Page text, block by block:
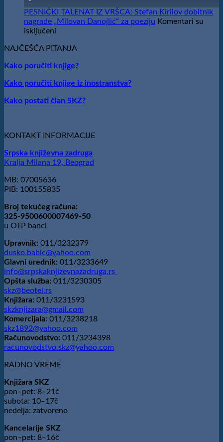
održano
svečano
PESNIČKI TALENAT IZ VRŠCA: Stefan Kirilov dobitnik
nagrade „Milovan Danojlić“ za poeziju Komentari su
isključeni
TALENAT
VRŠCA:
Kirilov
dobitnik
nagrade
za
NAJČEŠĆA PITANJA
Kako poručiti knjige?
Kako poručiti knjige iz inostranstva?
Kako postati član SKZ?
KONTAKT INFORMACIJE
Srpska književna zadruga
Kralja Milana 19, Beograd
MB: 07005636
PIB: 100155835
Broj tekućeg računa:
325-9500600007469-50
u OTP banci
Upravnik: 011/3232379
dusko.babic@yahoo.com
Glavni urednik: 011/3233649
info@srpskaknjizevnazadruga.rs
Opšta služba: 011/3230305
skz@beotel.rs
Knjižara: 011/3231593
skzknjizara@gmail.com
Komercijala: 011/3238218
skz1892@yahoo.com
Računovodstvo: 011/3234398
racunovodstvo.skz@yahoo.com
RADNO VREME
Knjižara SKZ
pon‒pet: 8‒21č
subota: 10‒17č
nedelja: zatvoreno
Kancelarije SKZ
pon‒pet: 8‒16č